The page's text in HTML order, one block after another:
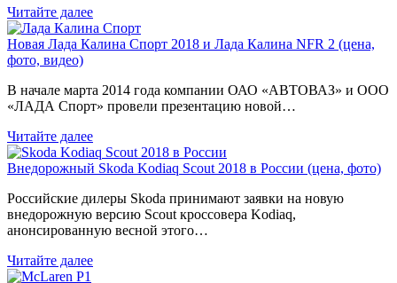
Читайте далее
Новая Лада Калина Спорт 2018 и Лада Калина NFR 2 (цена,
фото, видео)
В начале марта 2014 года компании ОАО «АВТОВАЗ» и ООО
«ЛАДА Спорт» провели презентацию новой…
Читайте далее
Внедорожный Skoda Kodiaq Scout 2018 в России (цена, фото)
Российские дилеры Skoda принимают заявки на новую
внедорожную версию Scout кроссовера Kodiaq,
анонсированную весной этого…
Читайте далее